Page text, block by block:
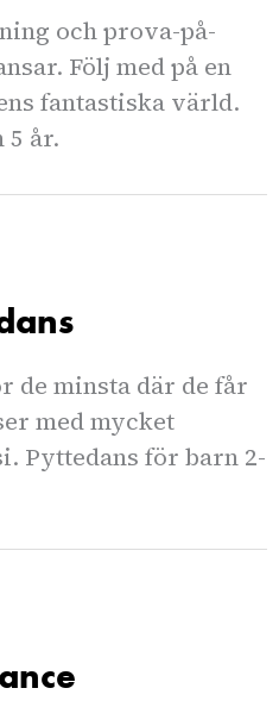
och prova-på-
Följ med på en
fantastiska värld.
5 år.
de minsta där de får
med mycket
Pyttedans för barn 2-